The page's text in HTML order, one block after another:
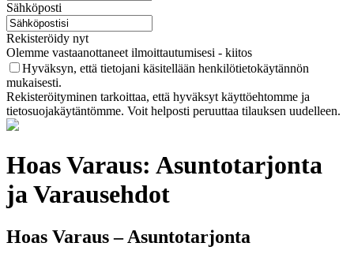
Sähköposti
Rekisteröidy nyt
Olemme vastaanottaneet ilmoittautumisesi - kiitos
Hyväksyn, että tietojani käsitellään henkilötietokäytännön
mukaisesti.
Rekisteröityminen tarkoittaa, että hyväksyt käyttöehtomme ja
tietosuojakäytäntömme. Voit helposti peruuttaa tilauksen uudelleen.
Hoas Varaus: Asuntotarjonta
ja Varausehdot
Hoas Varaus – Asuntotarjonta